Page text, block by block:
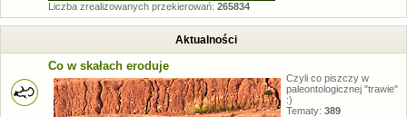
Liczba zrealizowanych przekierowań: 265834
Aktualności
Co w skałach eroduje
Czyli co piszczy w
paleontologicznej "trawie"
:)
Tematy: 389